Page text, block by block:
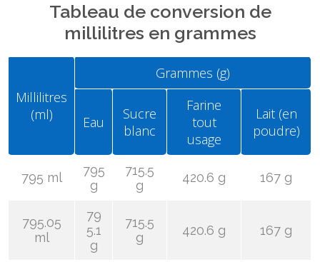
Tableau de conversion de
millilitres en grammes
Millilitres
(ml)
Grammes (g)
Eau
Sucre
blanc
Farine
tout
usage
Lait (en
poudre)
795 ml
795
g
715.5
g
420.6 g 167 g
795.05
ml
79
5.1
g
715.5
g
420.6 g 167 g